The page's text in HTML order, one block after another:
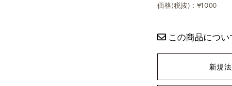
価格(税抜)：¥1000
この商品につ
新規